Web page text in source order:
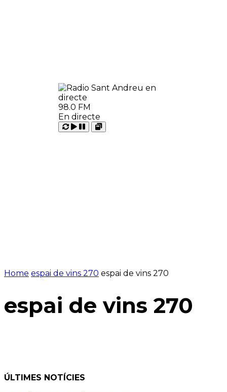
98.0 FM
En directe
Carregant
Reproduir
Pausar
Open
Home espai de vins 270 espai de vins 270
espai de vins 270
ÚLTIMES NOTÍCIES